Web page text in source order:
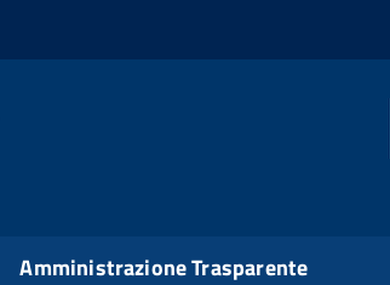
Amministrazione Trasparente